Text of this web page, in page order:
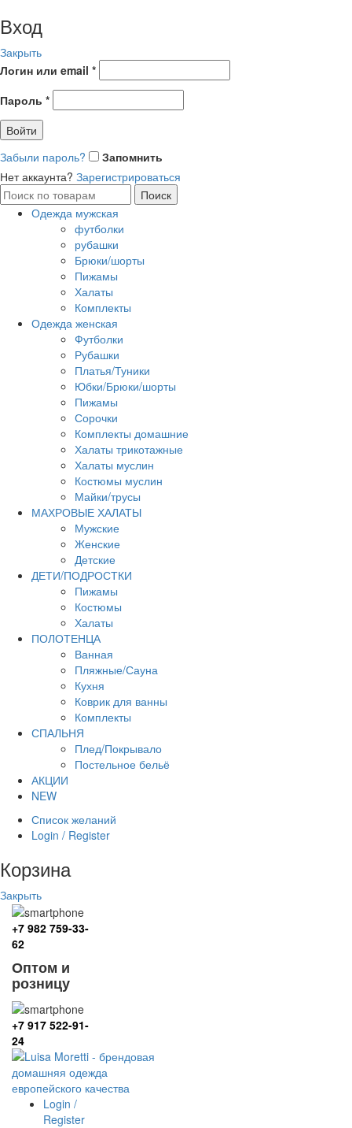
Вход
Закрыть
Логин или email *
Пароль *
Войти
Забыли пароль?
Запомнить
Нет аккаунта? Зарегистрироваться
Поиск
по:
Поиск
Одежда мужская
футболки
рубашки
Брюки/шорты
Пижамы
Халаты
Комплекты
Одежда женская
Футболки
Рубашки
Платья/Туники
Юбки/Брюки/шорты
Пижамы
Сорочки
Комплекты домашние
Халаты трикотажные
Халаты муслин
Костюмы муслин
Майки/трусы
МАХРОВЫЕ ХАЛАТЫ
Мужские
Женские
Детские
ДЕТИ/ПОДРОСТКИ
Пижамы
Костюмы
Халаты
ПОЛОТЕНЦА
Ванная
Пляжные/Сауна
Кухня
Коврик для ванны
Комплекты
СПАЛЬНЯ
Плед/Покрывало
Постельное бельё
АКЦИИ
NEW
Список желаний
Login / Register
Корзина
Закрыть
+7 982 759-33-
62
Оптом и
розницу
+7 917 522-91-
24
Login /
Register